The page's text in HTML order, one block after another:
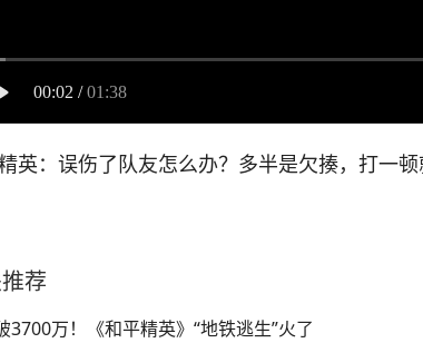
00:02 / 01:38
英：误伤了队友怎么办？多半是欠揍，打一顿
荐
3700万！《和平精英》“地铁逃生”火了